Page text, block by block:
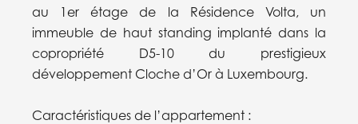
au 1er étage de la Résidence Volta, un
immeuble de haut standing implanté dans la
copropriété D5-10 du prestigieux
développement Cloche d’Or à Luxembourg.
Caractéristiques de l’appartement :